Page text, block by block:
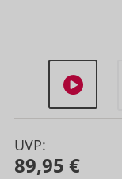
UVP:
89,95 €